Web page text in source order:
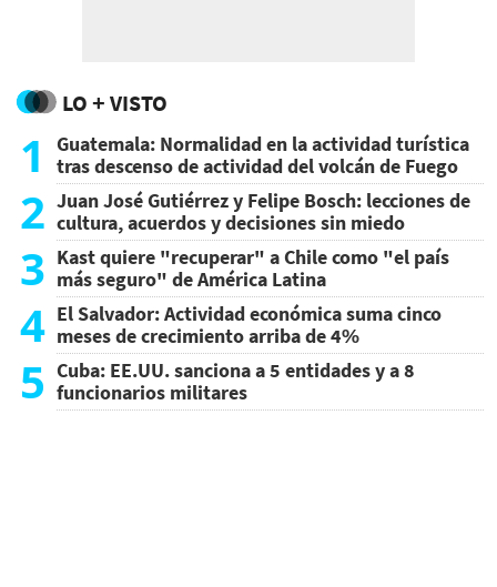
LO + VISTO
1
Guatemala: Normalidad en la actividad turística
tras descenso de actividad del volcán de Fuego
2 Juan José Gutiérrez y Felipe Bosch: lecciones de
cultura, acuerdos y decisiones sin miedo
3 Kast quiere "recuperar" a Chile como "el país
más seguro" de América Latina
4 El Salvador: Actividad económica suma cinco
meses de crecimiento arriba de 4%
5 Cuba: EE.UU. sanciona a 5 entidades y a 8
funcionarios militares